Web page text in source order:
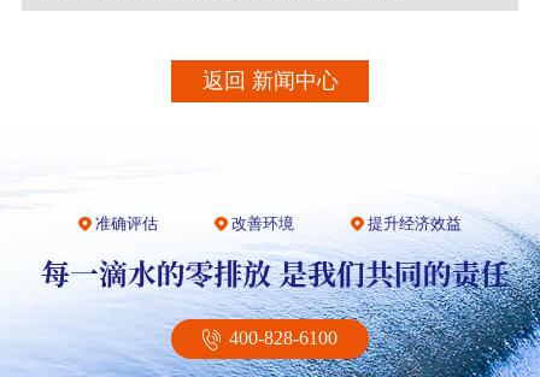
返回 新闻中心
准确评估 改善环境 提升经济效益
400-828-6100